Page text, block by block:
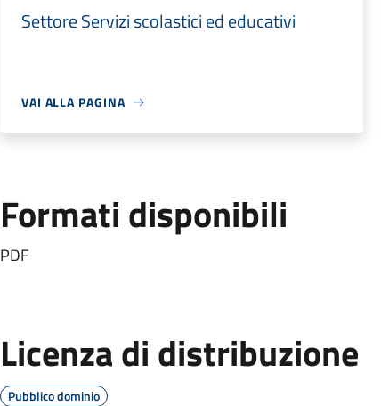
Settore Servizi scolastici ed educativi
VAI ALLA PAGINA
Formati disponibili
PDF
Licenza di distribuzione
Pubblico dominio